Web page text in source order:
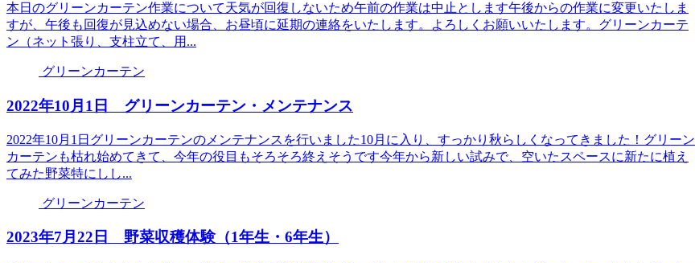
本日のグリーンカーテン作業について天気が回復しないため午前の作業は中止とします午後からの作業に変更いたしま
すが、午後も回復が見込めない場合、お昼頃に延期の連絡をいたします。よろしくお願いいたします。グリーンカーテ
ン（ネット張り、支柱立て、用...
グリーンカーテン
2022年10月1日 グリーンカーテン・メンテナンス
2022年10月1日グリーンカーテンのメンテナンスを行いました10月に入り、すっかり秋らしくなってきました！グリーン
カーテンも枯れ始めてきて、今年の役目もそろそろ終えそうです今年から新しい試みで、空いたスペースに新たに植え
てみた野菜特にしし...
グリーンカーテン
2023年7月22日 野菜収穫体験（1年生・6年生）